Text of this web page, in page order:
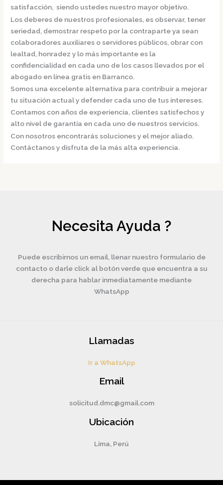
satisfacción, siendo ustedes nuestro mayor objetivo.
Los deberes de nuestros profesionales, es observar, tener
seriedad, demostrar respeto por la contraparte ya sean
colaboradores auxiliares o servidores públicos, obrar con
lealtad, honradez y lo más importante es la
confidencialidad en cada uno de los casos llevados por el
abogado en línea gratis en Barranco.
Somos una excelente alternativa para contribuir a mejorar
tu situación actual y defender cada uno de tus intereses.
Contamos con años de experiencia, clientes satisfechos y
alto nivel de garantía en cada uno de nuestros servicios.
Con nosotros encontrarás soluciones y el mejor aliado.
Contáctanos y disfruta de la más alta experiencia.
Necesita Ayuda ?
Puede escribirnos un email, llenar nuestro formulario de
contacto o darle click al botón verde que encuentra a su
derecha para hablar inmediatamente mediante
WhatsApp
Llamadas
Ir a WhatsApp
Email
solicitud.dmc@gmail.com
Ubicación
Lima, Perú